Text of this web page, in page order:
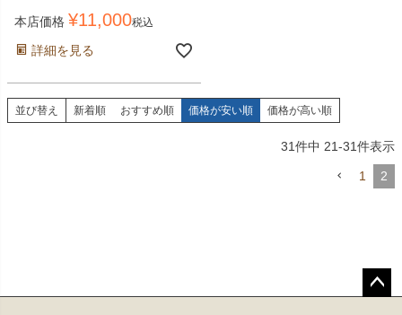
本店価格 ¥11,000税込
詳細を見る
並び替え 新着順 おすすめ順 価格が安い順 価格が高い順
31件中 21-31件表示
1 2